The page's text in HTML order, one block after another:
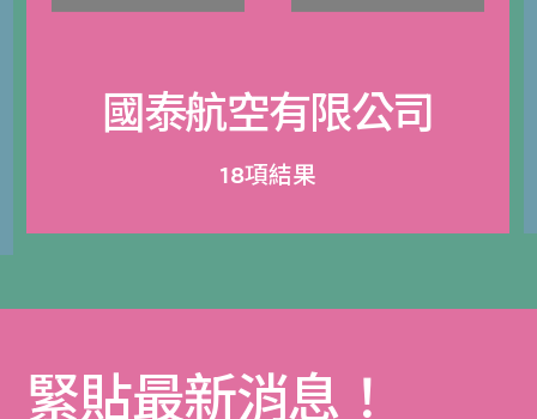
國泰航空有限公司
18項結果
緊貼最新消息！